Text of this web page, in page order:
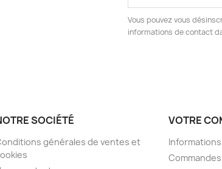
Vous pouvez vous
informations de contact
SOCIÉTÉ
générales de ventes et
VOTRE
Commandes